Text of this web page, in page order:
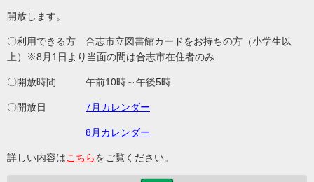
開放します。
〇利用できる方 合志市立図書館カードをお持ちの方（小学生以
上）※8月1日より当面の間は合志市在住者のみ
〇開放時間 午前10時～午後5時
〇開放日 7月カレンダー
8月カレンダー
詳しい内容はこちらをご覧ください。